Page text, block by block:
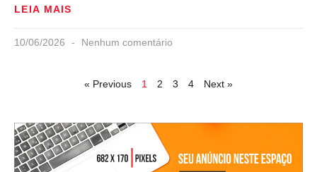
LEIA MAIS
10/06/2026 Nenhum comentário
« Previous 1 2 3 4 Next »